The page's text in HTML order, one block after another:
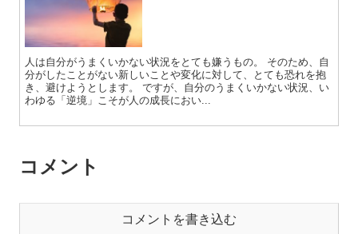
人は自分がうまくいかない状況をとても嫌うもの。 そのため、自
分がしたことがない新しいことや変化に対して、とても恐れを抱
き、避けようとします。 ですが、自分のうまくいかない状況、い
わゆる「逆境」こそが人の成長におい...
コメント
コメントを書き込む